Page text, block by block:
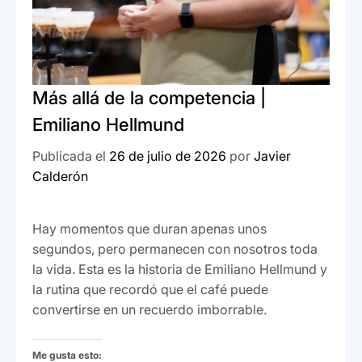
Más allá de la competencia |
Emiliano Hellmund
Publicada el 26 de julio de 2026 por Javier
Calderón
Hay momentos que duran apenas unos
segundos, pero permanecen con nosotros toda
la vida. Esta es la historia de Emiliano Hellmund y
la rutina que recordó que el café puede
convertirse en un recuerdo imborrable.
Me gusta esto: